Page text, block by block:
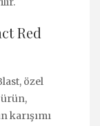
Red
özel
ürün,
karışımı